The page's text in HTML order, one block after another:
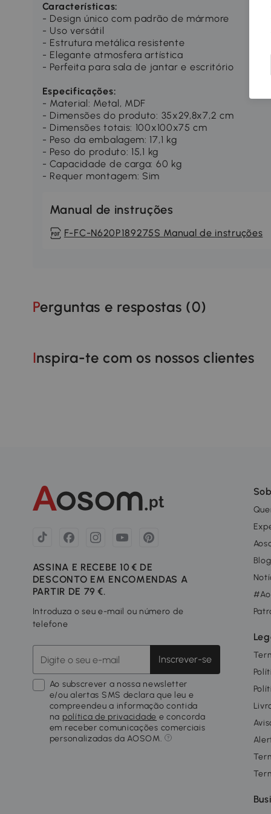
Características:
- Design único com padrão de mármore
- Uso versátil
- Estrutura metálica resistente
- Elegante atmosfera artística
- Perfeita para sala de jantar e escritório
Especificações:
- Material: Metal, MDF
- Dimensões do produto: 35x29,8x7,2 cm
- Dimensões totais: 100x100x75 cm
- Peso da embalagem: 17,1 kg
- Peso do produto: 15,1 kg
- Capacidade de carga: 60 kg
- Requer montagem: Sim
Manual de instruções
F-FC-N620P189275S Manual de instruções
Perguntas e respostas (0)
Inspira-te com os nossos clientes
ASSINA E RECEBE 10 € DE
DESCONTO EM ENCOMENDAS A
PARTIR DE 79 €.
Introduza o seu e-mail ou número de
telefone
Inscrever-se
Ao subscrever a nossa newsletter
e/ou alertas SMS declara que leu e
compreendeu a informação contida
na política de privacidade e concorda
em receber comunicações comerciais
personalizadas da AOSOM.
Blog